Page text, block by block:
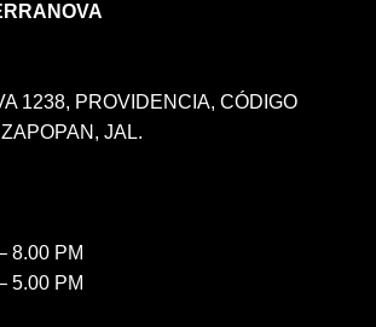
1238, PROVIDENCIA, CÓDIGO
JAL.
8.00 PM
5.00 PM